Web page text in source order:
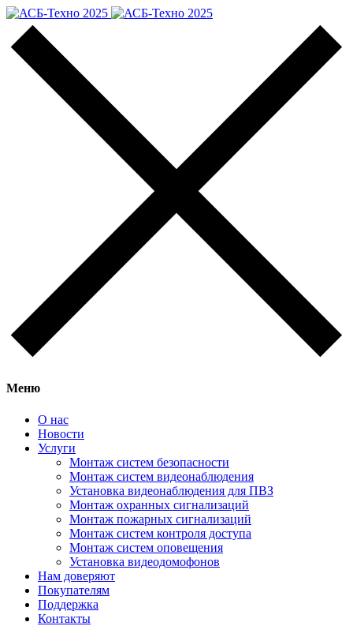
Меню
О нас
Новости
Услуги
Монтаж систем безопасности
Монтаж систем видеонаблюдения
Установка видеонаблюдения для ПВЗ
Монтаж охранных сигнализаций
Монтаж пожарных сигнализаций
Монтаж систем контроля доступа
Монтаж систем оповещения
Установка видеодомофонов
Нам доверяют
Покупателям
Поддержка
Контакты